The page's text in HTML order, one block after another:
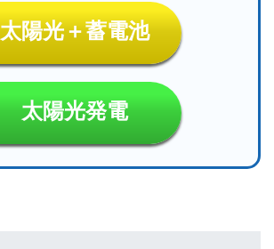
太陽光＋蓄電池
太陽光発電